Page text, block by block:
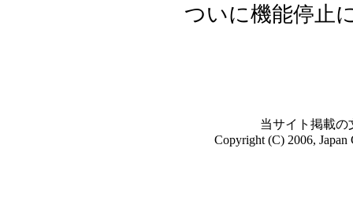
ついに機能停止
当サイト掲載の
Copyright (C) 2006, Japan